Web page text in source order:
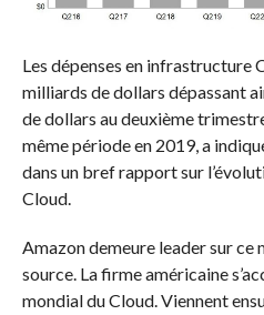
Les dépenses en infrastructure
milliards de dollars dépassant
de dollars au deuxième
même période en 2019, a
dans un bref rapport sur
Cloud.
Amazon demeure leader sur ce
source. La firme américaine
mondial du Cloud. Viennent